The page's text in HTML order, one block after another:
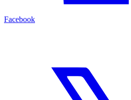
Facebook